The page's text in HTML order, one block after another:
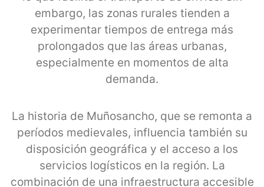
embargo, las zonas rurales tienden a
experimentar tiempos de entrega más
prolongados que las áreas urbanas,
especialmente en momentos de alta
demanda.
La historia de Muñosancho, que se remonta a
períodos medievales, influencia también su
disposición geográfica y el acceso a los
servicios logísticos en la región. La
combinación de una infraestructura accesible